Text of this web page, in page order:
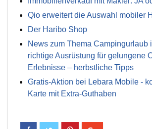
Qio erweitert die Auswahl mobiler
Der Haribo Shop
News zum Thema Campingurlaub
richtige Ausrüstung für gelungene
Erlebnisse – herbstliche Tipps
Gratis-Aktion bei Lebara Mobile -
Karte mit Extra-Guthaben